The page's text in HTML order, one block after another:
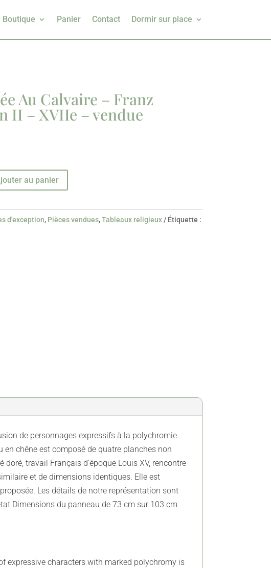
Boutique Panier Contact Dormir sur place
Au Calvaire – Franz
II – XVIIe – vendue
au panier
d'exception, Pièces vendues,Tableaux religieux
Étiquette :
de personnages expressifs à la polychromie
chêne est composé de quatre planches non
travail Français d'époque Louis XV, rencontre
et de dimensions identiques. Elle est
Les détails de notre représentation sont
Dimensions du panneau de 73 cm sur 103 cm
expressive characters with marked polychromy is